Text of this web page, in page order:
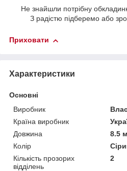
Не знайшли потрібну
З радістю підберемо або
Приховати
Характеристики
Основні
Виробник
Країна виробник
Довжина
8.5
Колір
Кількість прозорих
відділень
2